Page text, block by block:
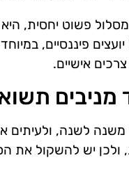
פשוט יחסית, היא
פיננסיים,
אישיים.
לשנה, ולעיתים
יש להשקול את